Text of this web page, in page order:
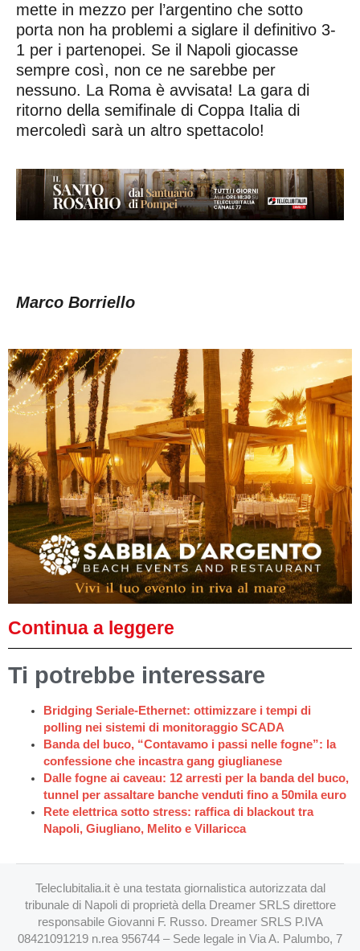
mette in mezzo per l’argentino che sotto
porta non ha problemi a siglare il definitivo 3-
1 per i partenopei. Se il Napoli giocasse
sempre così, non ce ne sarebbe per
nessuno. La Roma è avvisata! La gara di
ritorno della semifinale di Coppa Italia di
mercoledì sarà un altro spettacolo!
Marco Borriello
Continua a leggere
Ti potrebbe interessare
Bridging Seriale-Ethernet: ottimizzare i tempi di
polling nei sistemi di monitoraggio SCADA
Banda del buco, “Contavamo i passi nelle fogne”: la
confessione che incastra gang giuglianese
Dalle fogne ai caveau: 12 arresti per la banda del buco,
tunnel per assaltare banche venduti fino a 50mila euro
Rete elettrica sotto stress: raffica di blackout tra
Napoli, Giugliano, Melito e Villaricca
Teleclubitalia.it è una testata giornalistica autorizzata dal
tribunale di Napoli di proprietà della Dreamer SRLS direttore
responsabile Giovanni F. Russo. Dreamer SRLS P.IVA
08421091219 n.rea 956744 – Sede legale in Via A. Palumbo, 7